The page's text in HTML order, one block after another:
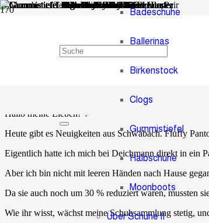
Badeschuhe
Ballerinas
Birkenstock
Clogs
Gummistiefel
Halbschuhe
Moonboots
Über Schuhe II
Fluffy Pantoletten für
Hallo meine Lieben! ✨
Heute gibt es Neuigkeiten aus Schwabach. Fluffy
Eigentlich hatte ich mich bei Deichmann direkt in ein
Aber ich bin nicht mit leeren Händen nach Hause
Da sie auch noch um 30 % reduziert waren, mussten
Wie ihr wisst, wächst meine Schuhsammlung stetig,